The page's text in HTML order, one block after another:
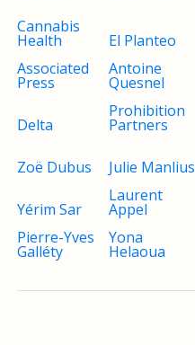
Cannabis
Health El Planteo
Associated
Press
Antoine
Quesnel
Delta
Prohibition
Partners
Zoë Dubus Julie Manlius
Yérim Sar
Laurent
Appel
Pierre-Yves
Galléty
Yona
Helaoua